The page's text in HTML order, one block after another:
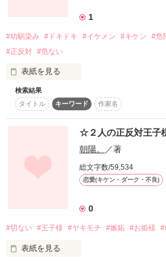
2018 / 11 / 30
初回ランキング入りありがとうござい
また、ミスコンの表彰式の様子も描か
くお願いいたします♪
★ヽ(´ω｀＝´ω｀)ﾉ☆
                  爽やかで優しくかっこいい
                      みんなからの人気者。
                            正反対な二人。
                       片思いの始まりです。
               *+スタート+*9/17〜
   感想やレビュー書いて下さった皆様
あの時確かに通りすがりの人が
私に囁いていた。
こうなることを分かっていたように。
1
#幼馴染み #ドキドキ #イケメン #キケン #危
#正反対 #危ない
表紙を見る
遠い昔ー…
「絶対私と結婚するんだからね！」
強引に交わした約束を…
果たしに来た！？
検索結果
タイトル
キーワード 作家名
☆２人の正反対王子
朝陽。 ／著
総文字数/59,534
恋愛(キケン・ダーク・不良)
0
#切ない #王子様 #ヤキモチ #嫉妬 #お姫様 #
表紙を見る